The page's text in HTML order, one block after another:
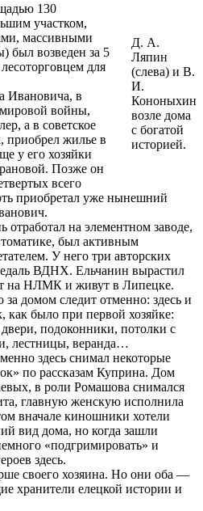
Д. А.
Ляпин
(слева) и В.
И.
Кононыхин
возле дома
с богатой
историей.
130
участком,
массивными
был возведен за 5
для
Ивановича, в
войны,
а в советское
жилье в
у его хозяйки
Позже он
всего
приобретал уже нынешний
на элементном заводе,
был активным
У него три авторских
ВДНХ. Ельчанин вырастил
на НЛМК и живут в Липецке.
за домом следит отменно: здесь и
как было при первой хозяйке:
подоконники, потолки с
лестницы, веранда…
здесь снимал некоторые
по рассказам Куприна. Дом
в роли Ромашова снимался
главную женскую исполнила
вначале киношники хотели
вид дома, но когда зашли
«подгримировать» и
здесь.
своего хозяина. Но они оба —
хранители елецкой истории и